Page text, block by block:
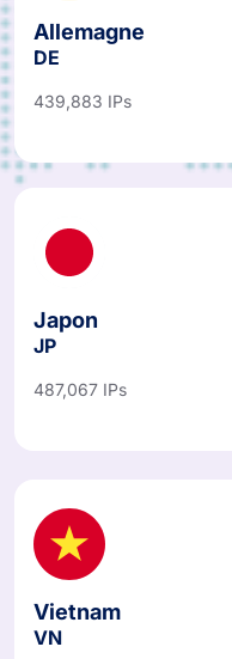
Allemagne
DE
439,883 IPs
Japon
JP
487,067 IPs
Vietnam
VN